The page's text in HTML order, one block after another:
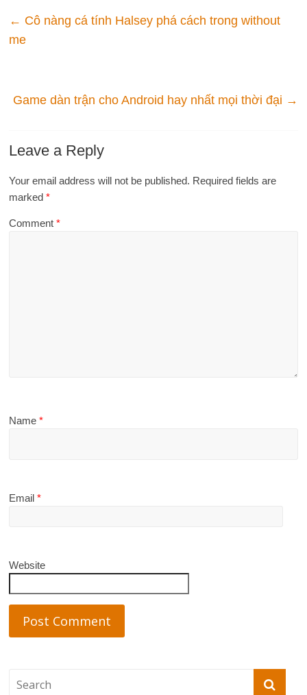
← Cô nàng cá tính Halsey phá cách trong without
me
Game dàn trận cho Android hay nhất mọi thời đại →
Leave a Reply
Your email address will not be published. Required fields are
marked*
Comment*
Name*
Email*
Website